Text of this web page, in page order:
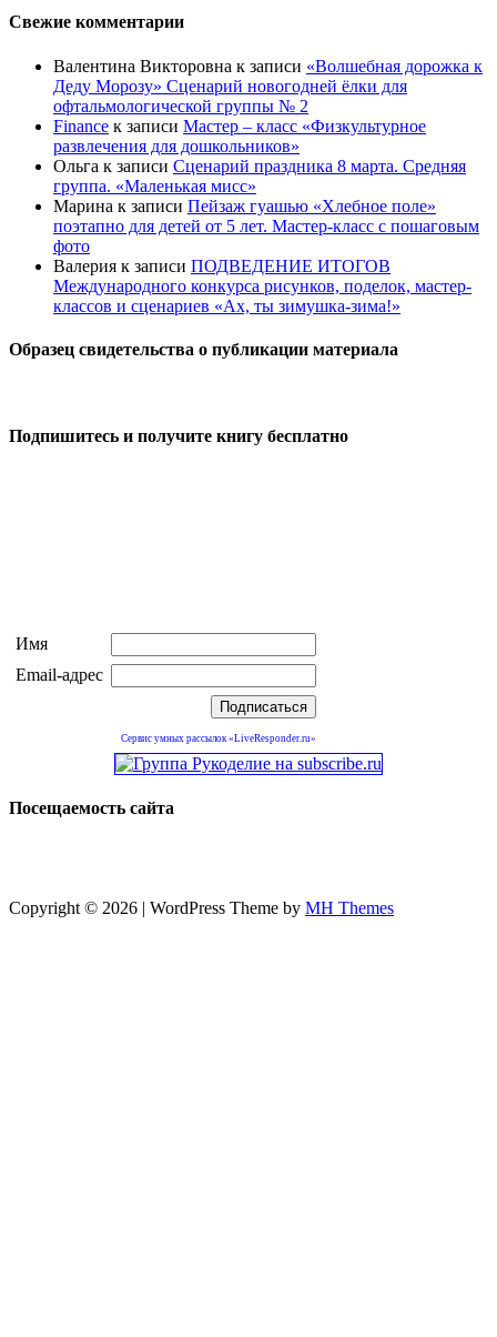
Свежие комментарии
Валентина Викторовна к записи «Волшебная дорожка к
Деду Морозу» Сценарий новогодней ёлки для
офтальмологической группы № 2
Finance к записи Мастер – класс «Физкультурное
развлечения для дошкольников»
Ольга к записи Сценарий праздника 8 марта. Средняя
группа. «Маленькая мисс»
Марина к записи Пейзаж гуашью «Хлебное поле»
поэтапно для детей от 5 лет. Мастер-класс с пошаговым
фото
Валерия к записи ПОДВЕДЕНИЕ ИТОГОВ
Международного конкурса рисунков, поделок, мастер-
классов и сценариев «Ах, ты зимушка-зима!»
Образец свидетельства о публикации материала
Подпишитесь и получите книгу бесплатно
Имя
Email-адрес
Сервис умных рассылок «LiveResponder.ru»
Посещаемость сайта
Copyright © 2026 | WordPress Theme by MH Themes